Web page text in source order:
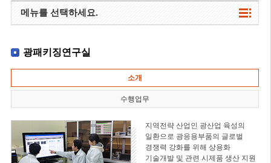
메뉴를 선택하세요.
광패키징연구실
소개
수행업무
지역전략 산업인 광산업 육성의
일환으로 광응용부품의 글로벌
경쟁력 강화를 위해 상용화
기술개발 및 관련 시제품 생산 지원